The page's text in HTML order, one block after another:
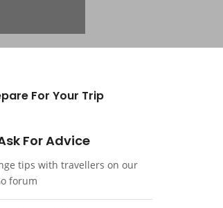
For Your Trip
For Advice
tips with travellers on our
forum